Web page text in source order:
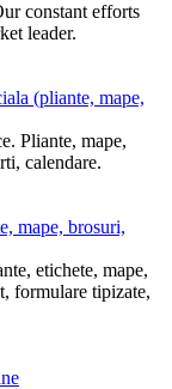
constant efforts
leader.
(pliante, mape,
Pliante, mape,
calendare.
mape, brosuri,
etichete, mape,
formulare tipizate,